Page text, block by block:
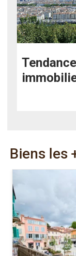
Biens les